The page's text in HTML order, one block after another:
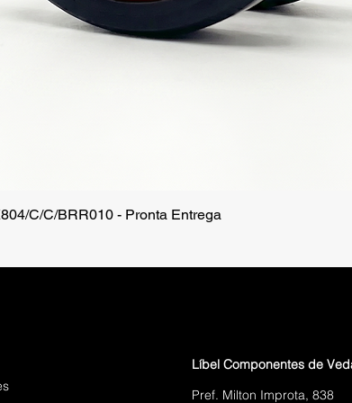
Vista rápida
C/C/BRR010 - Pronta Entrega
Líbel Componentes de
Pref. Milton Improta, 838